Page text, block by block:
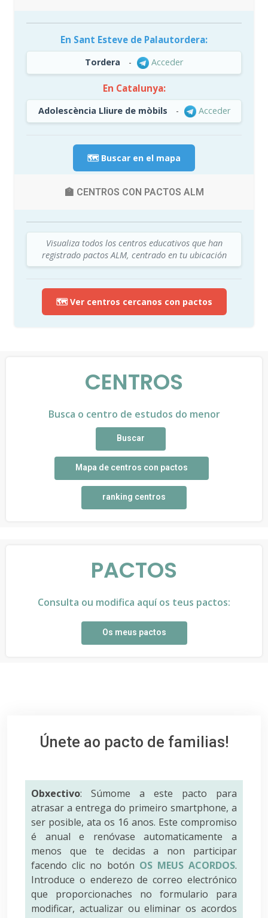
En Sant Esteve de Palautordera:
Tordera - Acceder
En Catalunya:
Adolescència Lliure de mòbils - Acceder
🗺️ Buscar en el mapa
🏫 CENTROS CON PACTOS ALM
Visualiza todos los centros educativos que han
registrado pactos ALM, centrado en tu ubicación
🗺️ Ver centros cercanos con pactos
CENTROS
Busca o centro de estudos do menor
Buscar
Mapa de centros con pactos
ranking centros
PACTOS
Consulta ou modifica aquí os teus pactos:
Os meus pactos
Únete ao pacto de familias!
Obxectivo: Súmome a este pacto para
atrasar a entrega do primeiro smartphone, a
ser posible, ata os 16 anos. Este compromiso
é anual e renóvase automaticamente a
menos que te decidas a non participar
facendo clic no botón OS MEUS ACORDOS.
Introduce o enderezo de correo electrónico
que proporcionaches no formulario para
modificar, actualizar ou eliminar os acordos